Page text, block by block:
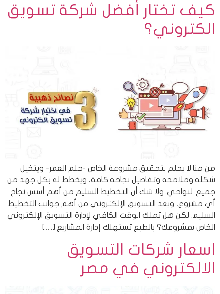
كيف تختار أفضل شركة تسويق
الكتروني؟
من منا لا يحلم بتحقيق مشروعة الخاص -حلم العمر- ويتخيل
شكله وملامحه وتفاصيل نجاحه كافة، ويخطط له بكل جهد من
جميع النواحي. ولا شك أن التخطيط السليم من أهم أسس نجاح
أي مشروع، ويعد التسويق الإلكتروني من أهم جوانب التخطيط
السليم. لكن هل تملك الوقت الكافي لإدارة التسويق الإلكتروني
الخاص بمشروعك؟ بالطبع تستهلك إدارة المشاريع […]
اسعار شركات التسويق
الالكتروني في مصر